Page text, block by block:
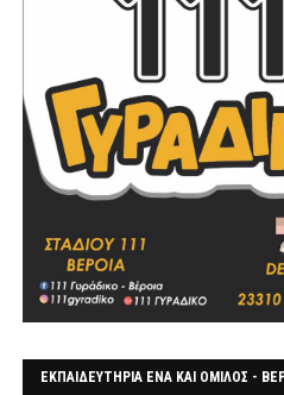
ΕΚΠΑΙΔΕΥΤΗΡΙΑ ΕΝΑ ΚΑΙ ΟΜΙΛΟΣ -